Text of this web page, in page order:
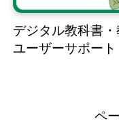
デジタル教科書
ユーザーサポート
ペ